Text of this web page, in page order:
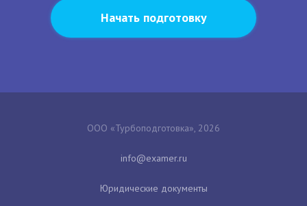
Начать подготовку
ООО «Турбоподготовка», 2026
Юридические документы